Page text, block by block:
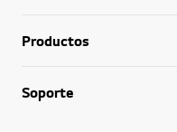
Productos
Soporte